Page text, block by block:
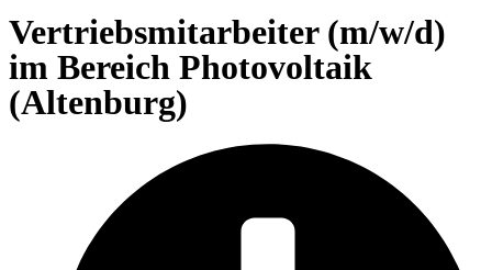
Vertriebsmitarbeiter (m/w/d)
im Bereich Photovoltaik
(Altenburg)